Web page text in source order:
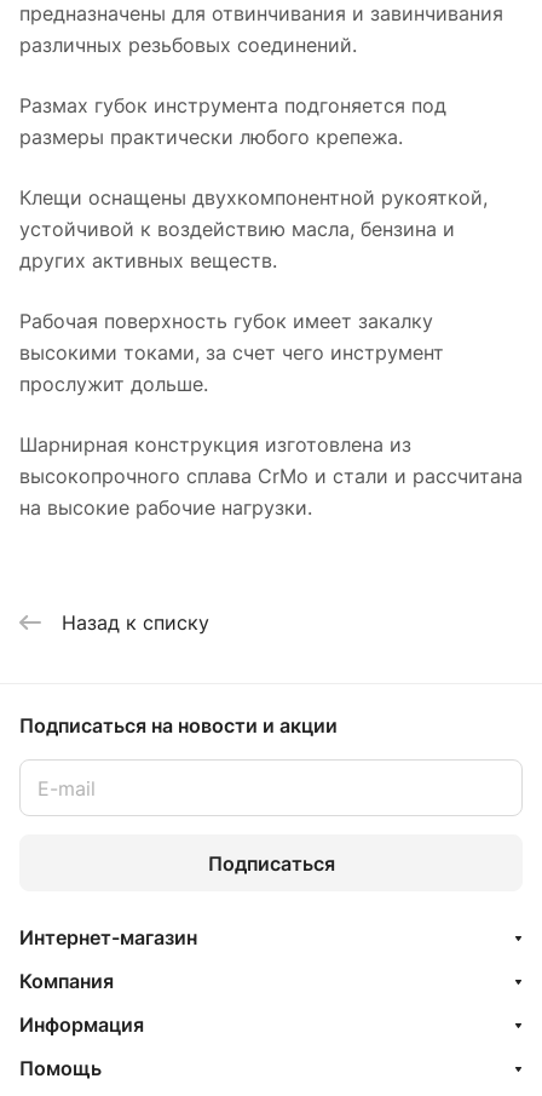
предназначены для отвинчивания и завинчивания
различных резьбовых соединений.
Размах губок инструмента подгоняется под
размеры практически любого крепежа.
Клещи оснащены двухкомпонентной рукояткой,
устойчивой к воздействию масла, бензина и
других активных веществ.
Рабочая поверхность губок имеет закалку
высокими токами, за счет чего инструмент
прослужит дольше.
Шарнирная конструкция изготовлена из
высокопрочного сплава CrMo и стали и рассчитана
на высокие рабочие нагрузки.
Назад к списку
Подписаться на новости и акции
Подписаться
Интернет-магазин
Компания
Информация
Помощь